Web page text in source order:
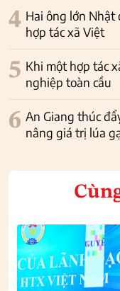
4 Hai ông lớn Nhật
hợp tác xã Việt
5 Khi một hợp tác
nghiệp toàn cầu
6 An Giang thúc
nâng giá trị lúa